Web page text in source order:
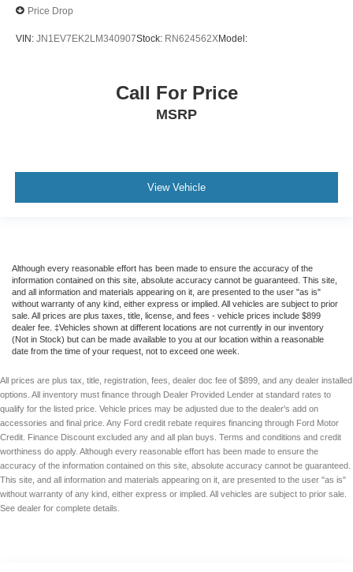
Price Drop
VIN: JN1EV7EK2LM340907Stock: RN624562XModel:
Call For Price
MSRP
View Vehicle
Although every reasonable effort has been made to ensure the accuracy of the
information contained on this site, absolute accuracy cannot be guaranteed. This site,
and all information and materials appearing on it, are presented to the user "as is"
without warranty of any kind, either express or implied. All vehicles are subject to prior
sale. All prices are plus taxes, title, license, and fees - vehicle prices include $899
dealer fee. ‡Vehicles shown at different locations are not currently in our inventory
(Not in Stock) but can be made available to you at our location within a reasonable
date from the time of your request, not to exceed one week.
All prices are plus tax, title, registration, fees, dealer doc fee of $899, and any dealer installed
options. All inventory must finance through Dealer Provided Lender at standard rates to
qualify for the listed price. Vehicle prices may be adjusted due to the dealer's add on
accessories and final price. Any Ford credit rebate requires financing through Ford Motor
Credit. Finance Discount excluded any and all plan buys. Terms and conditions and credit
worthiness do apply. Although every reasonable effort has been made to ensure the
accuracy of the information contained on this site, absolute accuracy cannot be guaranteed.
This site, and all information and materials appearing on it, are presented to the user "as is"
without warranty of any kind, either express or implied. All vehicles are subject to prior sale.
See dealer for complete details.